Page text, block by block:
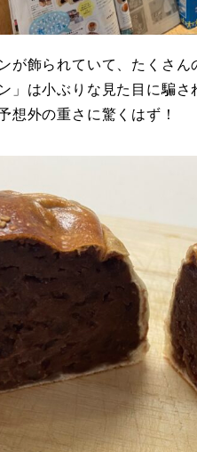
が飾られていて、たくさん
」は小ぶりな見た目に騙さ
想外の重さに驚くはず！